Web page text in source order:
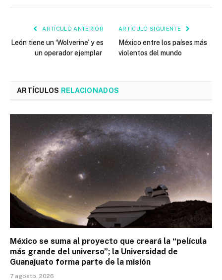
ARTÍCULO ANTERIOR
León tiene un ‘Wolverine’ y es
un operador ejemplar
ARTÍCULO SIGUIENTE
México entre los países más
violentos del mundo
ARTÍCULOS RELACIONADOS
México se suma al proyecto que creará la “película
más grande del universo”; la Universidad de
Guanajuato forma parte de la misión
7 agosto, 2026